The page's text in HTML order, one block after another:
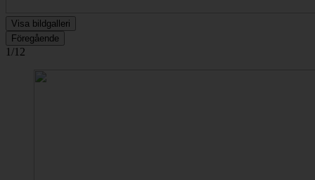
Visa bildgalleri
Föregående
1/12